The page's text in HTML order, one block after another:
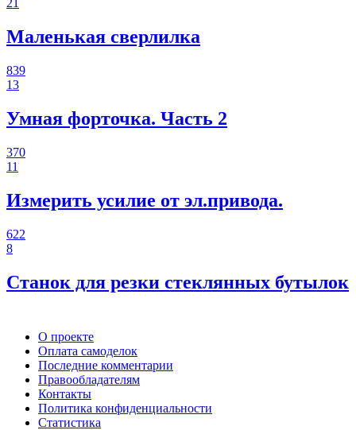
21
Маленькая сверлилка
839
13
Умная форточка. Часть 2
370
11
Измерить усилие от эл.привода.
622
8
Станок для резки стеклянных бутылок
О проекте
Оплата самоделок
Последние комментарии
Правообладателям
Контакты
Политика конфиденциальности
Статистика